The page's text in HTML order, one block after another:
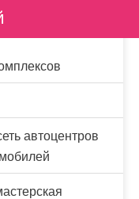
автоцентров